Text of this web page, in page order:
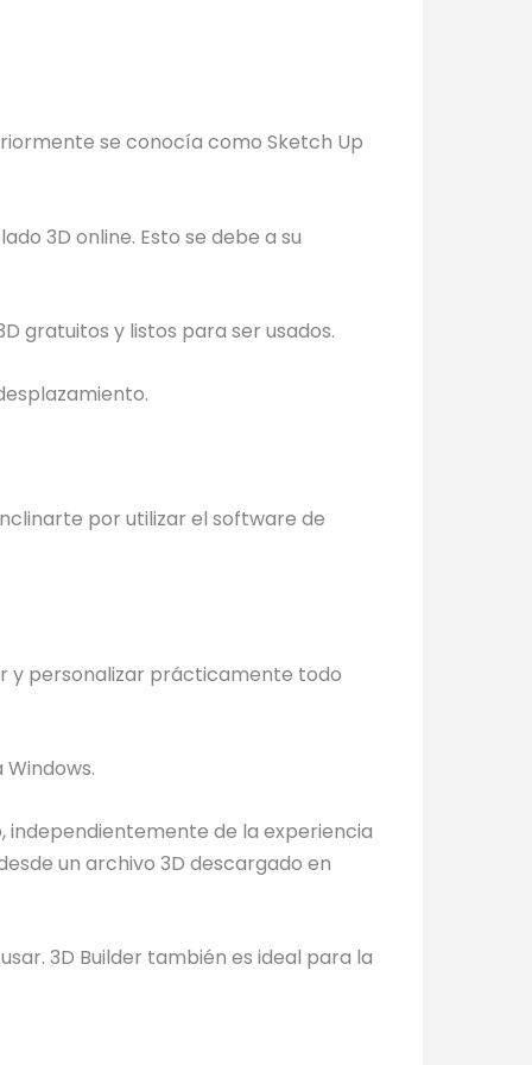
se conocía como Sketch Up
3D online. Esto se debe a su
gratuitos y listos para ser usados.
por utilizar el software de
y personalizar prácticamente todo
independientemente de la experiencia
un archivo 3D descargado en
3D Builder también es ideal para la